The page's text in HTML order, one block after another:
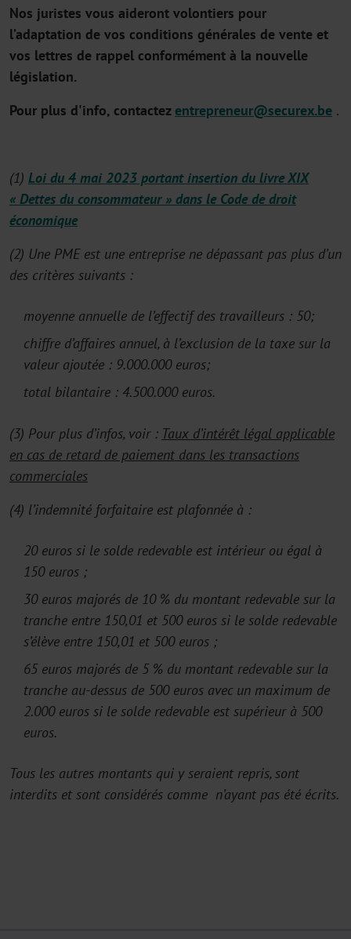
Nos juristes vous aideront volontiers pour
l’adaptation de vos conditions générales de vente et
vos lettres de rappel conformément à la nouvelle
législation.
Pour plus d'info, contactezentrepreneur@securex.be .
(1) Loi du 4 mai 2023 portant insertion du livre XIX
« Dettes du consommateur » dans le Code de droit
économique
(2) Une PME est une entreprise ne dépassant pas plus d’un
des critères suivants :
moyenne annuelle de l’effectif des travailleurs : 50;
chiffre d’affaires annuel, à l’exclusion de la taxe sur la
valeur ajoutée : 9.000.000 euros;
total bilantaire : 4.500.000 euros.
(3) Pour plus d’infos, voir : Taux d’intérêt légal applicable
en cas de retard de paiement dans les transactions
commerciales
(4) l’indemnité forfaitaire est plafonnée à :
20 euros si le solde redevable est intérieur ou égal à
150 euros ;
30 euros majorés de 10 % du montant redevable sur la
tranche entre 150,01 et 500 euros si le solde redevable
s’élève entre 150,01 et 500 euros ;
65 euros majorés de 5 % du montant redevable sur la
tranche au-dessus de 500 euros avec un maximum de
2.000 euros si le solde redevable est supérieur à 500
euros.
Tous les autres montants qui y seraient repris, sont
interdits et sont considérés comme n’ayant pas été écrits.